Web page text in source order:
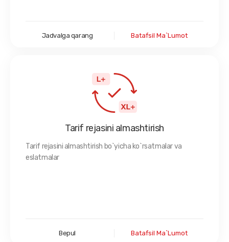
Jadvalga qarang Batafsil Ma`lumot
Tarif rejasini almashtirish
Tarif rejasini almashtirish bo`yicha ko`rsatmalar va
eslatmalar
Bepul Batafsil Ma`lumot